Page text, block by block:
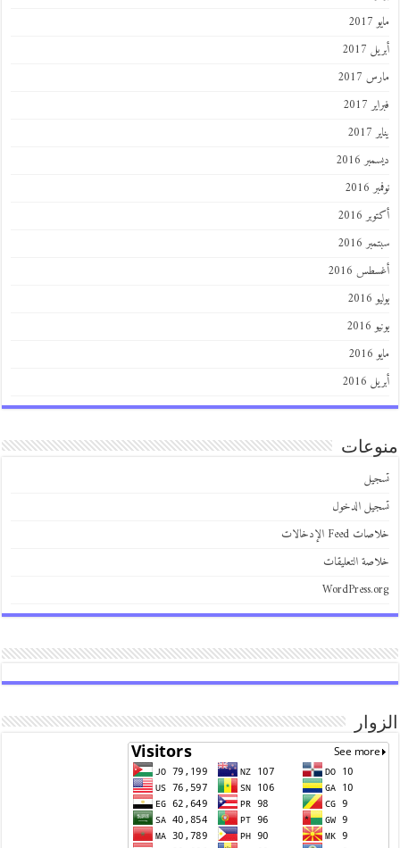
مايو 2017
أبريل 2017
مارس 2017
فبراير 2017
يناير 2017
ديسمبر 2016
نوفمبر 2016
أكتوبر 2016
سبتمبر 2016
أغسطس 2016
يوليو 2016
يونيو 2016
مايو 2016
أبريل 2016
منوعات
تسجيل
تسجيل الدخول
خلاصات Feed الإدخالات
خلاصة التعليقات
WordPress.org
الزوار